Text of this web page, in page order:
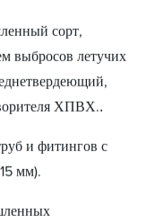
сорт,
выбросов летучих
ХПВХ..
и фитингов с
мм).